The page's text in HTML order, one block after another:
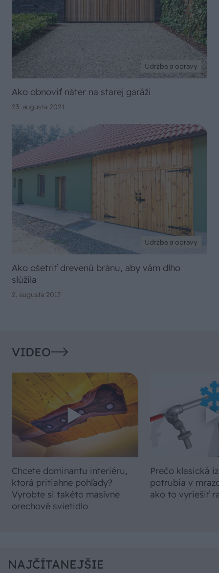
Údržba a opravy
Ako obnoviť náter na starej garáži
23. augusta 2021
Údržba a opravy
Ako ošetriť drevenú bránu, aby vám dlho
slúžila
2. augusta 2017
VIDEO
Chcete dominantu interiéru,
ktorá pritiahne pohľady?
Vyrobte si takéto masívne
orechové svietidlo
Prečo klasická
potrubia v
ako to vyriešiť
NAJČÍTANEJŠIE